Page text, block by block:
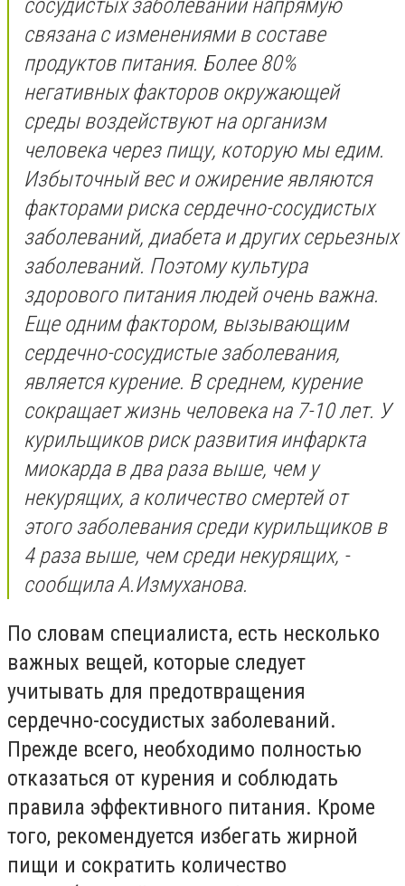
сосудистых заболеваний напрямую
связана с изменениями в составе
продуктов питания. Более 80%
негативных факторов окружающей
среды воздействуют на организм
человека через пищу, которую мы едим.
Избыточный вес и ожирение являются
факторами риска сердечно-сосудистых
заболеваний, диабета и других серьезных
заболеваний. Поэтому культура
здорового питания людей очень важна.
Еще одним фактором, вызывающим
сердечно-сосудистые заболевания,
является курение. В среднем, курение
сокращает жизнь человека на 7-10 лет. У
курильщиков риск развития инфаркта
миокарда в два раза выше, чем у
некурящих, а количество смертей от
этого заболевания среди курильщиков в
4 раза выше, чем среди некурящих, -
сообщила А.Измуханова.
По словам специалиста, есть несколько
важных вещей, которые следует
учитывать для предотвращения
сердечно-сосудистых заболеваний.
Прежде всего, необходимо полностью
отказаться от курения и соблюдать
правила эффективного питания. Кроме
того, рекомендуется избегать жирной
пищи и сократить количество